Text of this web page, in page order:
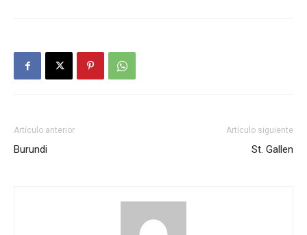
Artículo anterior
Burundi
Artículo siguiente
St. Gallen